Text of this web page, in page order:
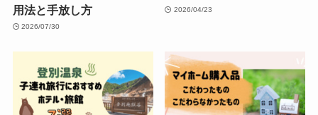
用法と手放し方
2026/07/30
2026/04/23